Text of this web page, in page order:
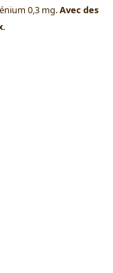
0,3 mg.Avec des